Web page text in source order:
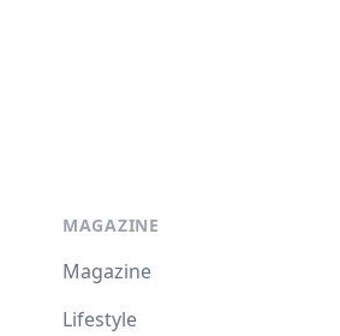
MAGAZINE
Magazine
Lifestyle